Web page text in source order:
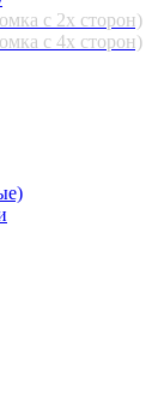
с 2х сторон)
с 4х сторон)